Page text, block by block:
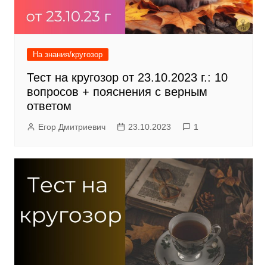
На знания/кругозор
Тест на кругозор от 23.10.2023 г.: 10
вопросов + пояснения с верным
ответом
Егор Дмитриевич 23.10.2023 1